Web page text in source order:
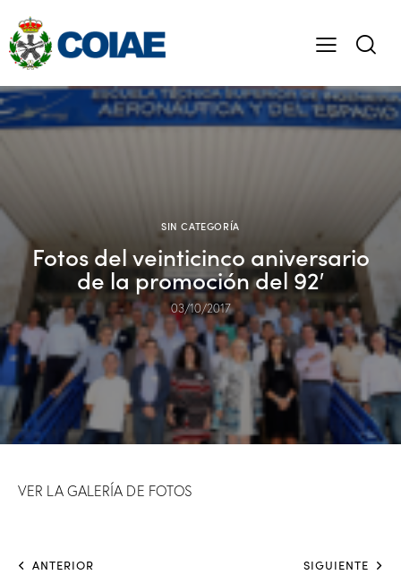
SIN CATEGORÍA
Fotos del veinticinco aniversario
de la promoción del 92′
03/10/2017
VER LA GALERÍA DE FOTOS
ANTERIOR SIGUIENTE